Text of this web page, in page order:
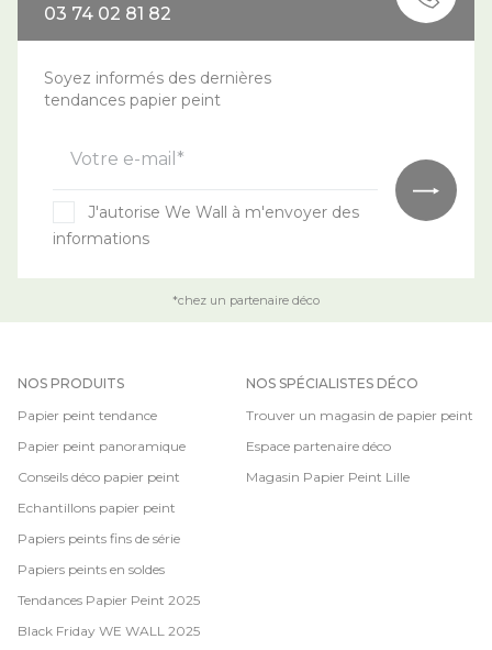
03 74 02 81 82
Soyez informés des dernières
tendances papier peint
Votre e-mail*
J'autorise We Wall à m'envoyer des
informations
*chez un partenaire déco
NOS PRODUITS
Papier peint tendance
Papier peint panoramique
Conseils déco papier peint
Echantillons papier peint
Papiers peints fins de série
Papiers peints en soldes
Tendances Papier Peint 2025
Black Friday WE WALL 2025
NOS SPÉCIALISTES DÉCO
Trouver un magasin de papier peint
Espace partenaire déco
Magasin Papier Peint Lille